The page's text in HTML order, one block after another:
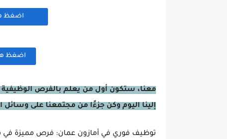
اضغظ
اضغظ
معنا، ستكون أول من يعلم بالفرص
إلينا اليوم وكن جزءًا من مجتمعنا على وسائل
توظيف فوري في أمازون عمان: فرص مميزة